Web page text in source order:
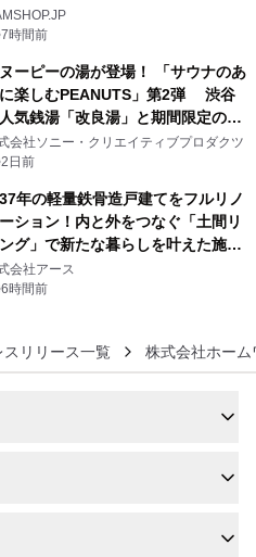
7時間前
ーピーの湯が登場！ 「サウナのあ
楽しむPEANUTS」第2弾 渋谷
気銭湯「改良湯」と期間限定のコ
レーション サウナイキタイコラ
ッズも発売決定！
会社ソニー・クリエイティブプロダクツ
2日前
年の軽量鉄骨造戸建てをフルリノ
ション！内と外をつなぐ「土間リ
グ」で新たな暮らしを叶えた施工
を株式会社アースが公開
会社アース
6時間前
リリース一覧 株式会社ホー